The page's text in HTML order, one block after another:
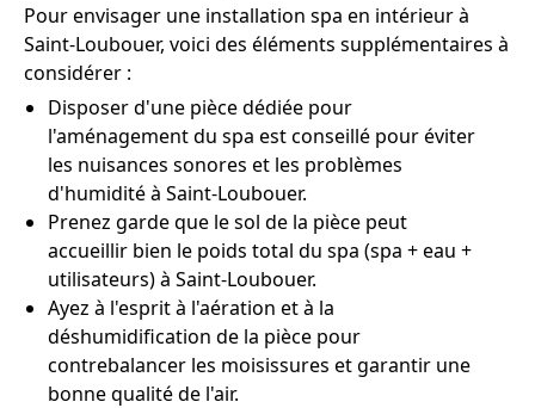
Pour envisager une installation spa en intérieur à
Saint-Loubouer, voici des éléments supplémentaires à
considérer :
Disposer d'une pièce dédiée pour
l'aménagement du spa est conseillé pour éviter
les nuisances sonores et les problèmes
d'humidité à Saint-Loubouer.
Prenez garde que le sol de la pièce peut
accueillir bien le poids total du spa (spa + eau +
utilisateurs) à Saint-Loubouer.
Ayez à l'esprit à l'aération et à la
déshumidification de la pièce pour
contrebalancer les moisissures et garantir une
bonne qualité de l'air.